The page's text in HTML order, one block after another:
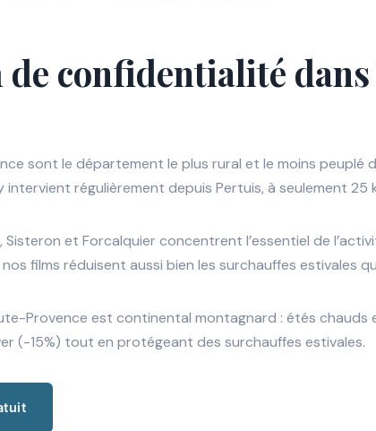
confidentialité
sont le département le plus rural et le moins peuplé
intervient régulièrement depuis Pertuis, à seulement 25
Sisteron et Forcalquier concentrent l’essentiel de
films réduisent aussi bien les surchauffes estivales
Provence est continental montagnard : étés chauds
(-15%) tout en protégeant des surchauffes estivales.